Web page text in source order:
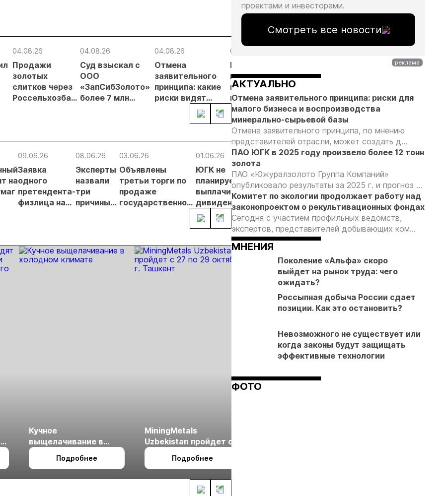
04.08.26
Продажи
золотых
слитков через
Россельхозбанк
04.08.26
Суд взыскал с
ООО
«ЗапСибЗолото»
более 7 млн
требований при
добыче золота
04.08.26
Отмена
заявительного
принципа: какие
риски видят
золотодобытчики
04.08.26
Кучное
выщелачивание
в холодном
климате: итоги
конференции в
Хабаровске
взыскали с
«Чайдах»
8,78 млн
рублей за
незаконную
добычу
золота в
более чем
на 2% на
фоне
общего
подъема
российского
ООО
на
09.06.26
Заявка
одного
претендента-
физлица на
отклонена
08.06.26
Эксперты
назвали
три
причины
03.06.26
Объявлены
третьи торги по
продаже
государственного
01.06.26
ЮГК не
планирует
выплачивать
дивиденды
за 2025 год
29.05.26
«Покровский
рудник» в числе
претендентов на
государственного
пакета ЮГК
26.05.26
На повторный
аукцион по
государственного
пакета бумаг ЮГК
заявился один
участник, но его
19.05.26
пакета
пройдут
Кучное
выщелачивание в
холодном климате
Подробнее
MiningMetals
Uzbekistan пройдет с
27 по 29 октября в г.
Ташкент
Подробнее
проектами и инвесторами.
Смотреть все новости
АКТУАЛЬНО
Отмена заявительного принципа: риски для
малого бизнеса и воспроизводства
минерально-сырьевой базы
Отмена заявительного принципа, по мнению
представителей отрасли, может создать д...
ПАО ЮГК в 2025 году произвело более 12 тонн
золота
ПАО «Южуралзолото Группа Компаний»
опубликовало результаты за 2025 г. и прогноз ...
Комитет по экологии продолжает работу над
законопроектом о рекультивационных фондах
Сегодня с участием профильных ведомств,
экспертов, представителей добывающих ком...
МНЕНИЯ
Поколение «Альфа» скоро
выйдет на рынок труда: чего
ожидать?
Россыпная добыча России сдает
позиции. Как это остановить?
Невозможного не существует или
когда законы будут защищать
эффективные технологии
ФОТО